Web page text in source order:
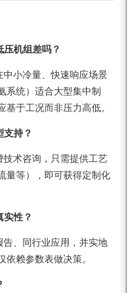
压机组差吗？
小冷量、快速响应场景
系统）适合大型集中制
于工况而非压力高低。
支持？
术咨询，只需提供工艺
量等），即可获得定制化
实性？
、同行业应用，并实地
依赖参数表做决策。